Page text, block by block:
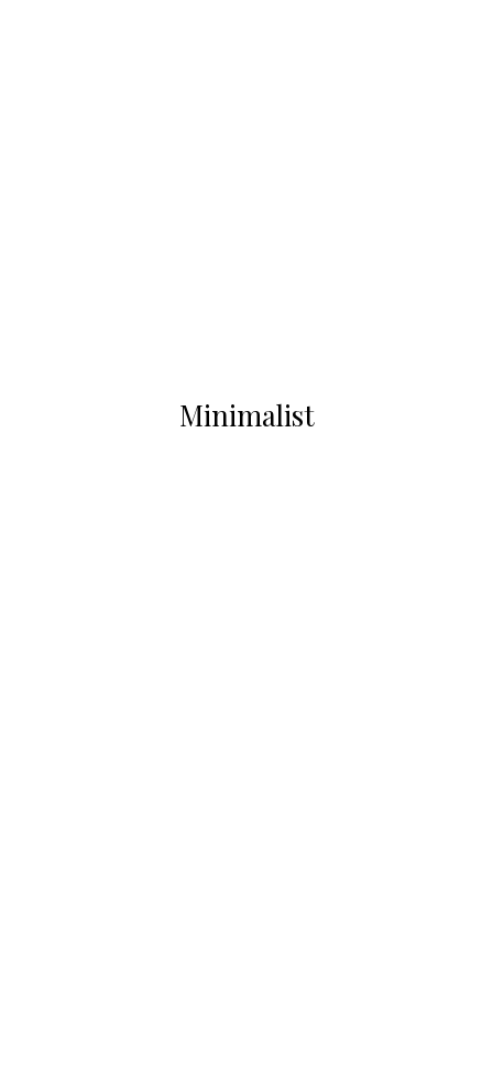
Minimalist